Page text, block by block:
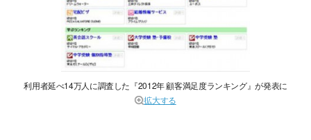
利用者延べ14万人に調査した『2012年 顧客満足度ランキング』が発表に
拡大する